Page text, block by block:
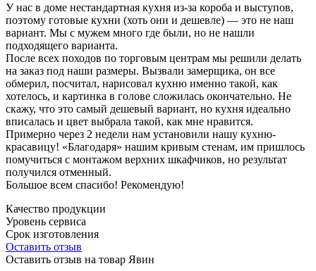
У нас в доме нестандартная кухня из-за короба и выступов,
поэтому готовые кухни (хоть они и дешевле) — это не наш
вариант. Мы с мужем много где были, но не нашли
подходящего варианта.
После всех походов по торговым центрам мы решили делать
на заказ под наши размеры. Вызвали замерщика, он все
обмерил, посчитал, нарисовал кухню именно такой, как
хотелось, и картинка в голове сложилась окончательно. Не
скажу, что это самый дешевый вариант, но кухня идеально
вписалась и цвет выбрала такой, как мне нравится.
Примерно через 2 недели нам установили нашу кухню-
красавицу! «Благодаря» нашим кривым стенам, им пришлось
помучиться с монтажом верхних шкафчиков, но результат
получился отменный.
Большое всем спасибо! Рекомендую!
Качество продукции
Уровень сервиса
Срок изготовления
Оставить отзыв
Оставить отзыв на товар Явин